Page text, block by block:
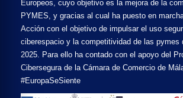
Europeos, cuyo objetivo es la mejora de la
PYMES, y gracias al cual ha puesto en
Acción con el objetivo de impulsar el uso
ciberespacio y la competitividad de las pymes
2025. Para ello ha contado con el apoyo del
Cibersegura de la Cámara de Comercio de
#EuropaSeSiente